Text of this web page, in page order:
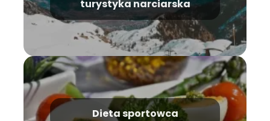
turystyka narciarska
Dieta sportowca